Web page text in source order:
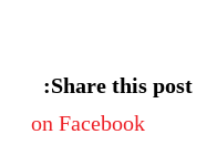
Share this post:
on Facebook